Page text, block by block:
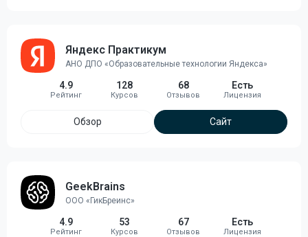
Яндекс Практикум
АНО ДПО «Образовательные технологии Яндекса»
4.9 128 68 Есть
Обзор Сайт
GeekBrains
ООО «ГикБреинс»
4.9 53 67 Есть